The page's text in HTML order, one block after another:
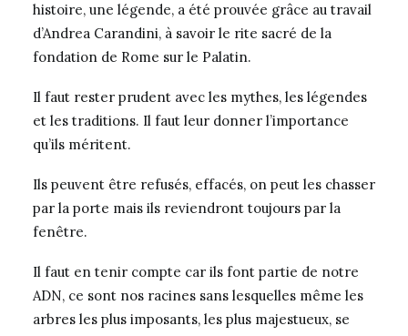
histoire, une légende, a été prouvée grâce au travail
d’Andrea Carandini, à savoir le rite sacré de la
fondation de Rome sur le Palatin.
Il faut rester prudent avec les mythes, les légendes
et les traditions. Il faut leur donner l’importance
qu’ils méritent.
Ils peuvent être refusés, effacés, on peut les chasser
par la porte mais ils reviendront toujours par la
fenêtre.
Il faut en tenir compte car ils font partie de notre
ADN, ce sont nos racines sans lesquelles même les
arbres les plus imposants, les plus majestueux, se